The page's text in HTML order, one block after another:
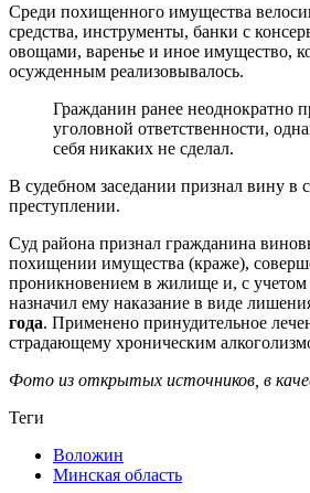
Среди похищенного имущества
средства, инструменты, банки с
овощами, варенье и иное имущество,
осужденным реализовывалось.
Гражданин ранее неоднократно
уголовной ответственности,
себя никаких не сделал.
В судебном заседании признал вину в
преступлении.
Суд района признал гражданина
похищении имущества (краже),
проникновением в жилище и, с учетом
назначил ему наказание в виде
года. Применено принудительное
страдающему хроническим
Фото из открытых источников, в
Теги
Воложин
Минская область